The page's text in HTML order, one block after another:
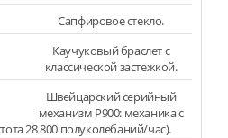
Сапфировое стекло.
Каучуковый браслет с
классической застежкой.
Швейцарский серийный
механизм P900: механика с
28 800 полуколебаний/час).